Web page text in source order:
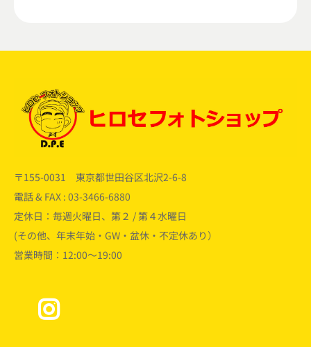
〒155-0031 東京都世田谷区北沢2-6-8
電話 & FAX : 03-3466-6880
定休日：毎週火曜日、第２ / 第４水曜日
(その他、年末年始・GW・盆休・不定休あり）
営業時間：12:00～19:00